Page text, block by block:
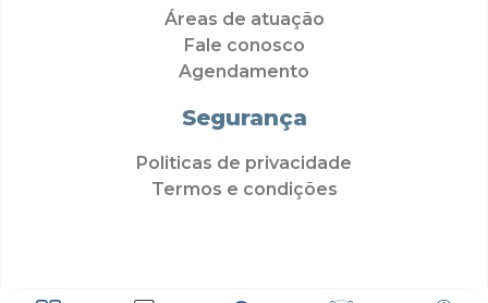
Áreas de atuação
Fale conosco
Agendamento
Segurança
Politicas de privacidade
Termos e condições